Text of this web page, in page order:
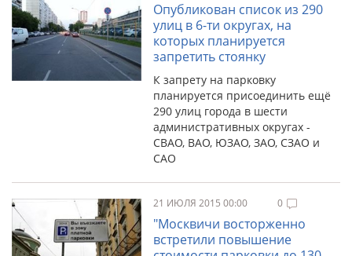
Опубликован список из 290
улиц в 6-ти округах, на
которых планируется
запретить стоянку
К запрету на парковку
планируется присоединить ещё
290 улиц города в шести
административных округах -
СВАО, ВАО, ЮЗАО, ЗАО, СЗАО и
САО
21 ИЮЛЯ 2015 00:00 0
"Москвичи восторженно
встретили повышение